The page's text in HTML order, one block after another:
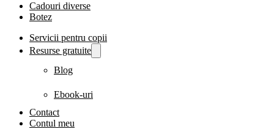
Cadouri diverse
Botez
Servicii pentru copii
Resurse gratuite
Blog
Ebook-uri
Contact
Contul meu